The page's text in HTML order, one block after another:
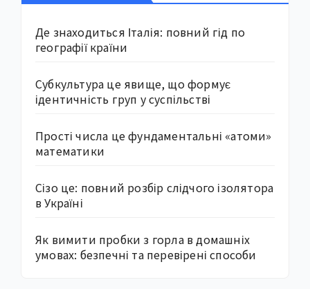
Де знаходиться Італія: повний гід по
географії країни
Субкультура це явище, що формує
ідентичність груп у суспільстві
Прості числа це фундаментальні «атоми»
математики
Сізо це: повний розбір слідчого ізолятора
в Україні
Як вимити пробки з горла в домашніх
умовах: безпечні та перевірені способи